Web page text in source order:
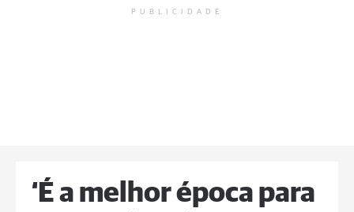
PUBLICIDADE
‘É a melhor época para